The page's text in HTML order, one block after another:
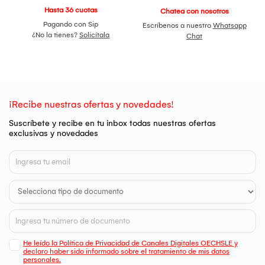
Hasta 36 cuotas
Pagando con Sip
¿No la tienes? Solicítala
Chatea con nosotros
Escríbenos a nuestro Whatsapp
Chat
¡Recibe nuestras ofertas y novedades!
Suscríbete y recibe en tu inbox todas nuestras ofertas
exclusivas y novedades
He leído la Política de Privacidad de Canales Digitales OECHSLE y
declaro haber sido informado sobre el tratamiento de mis datos
personales.